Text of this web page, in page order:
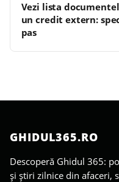
Vezi lista
un credit extern:
pas
GHIDUL365.RO
Descoperă Ghidul 365:
și știri zilnice din afaceri,